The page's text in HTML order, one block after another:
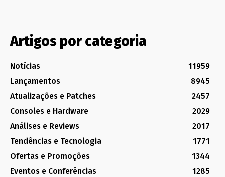
Artigos por categoria
Notícias
11959
Lançamentos
8945
Atualizações e Patches
2457
Consoles e Hardware
2029
Análises e Reviews
2017
Tendências e Tecnologia
1771
Ofertas e Promoções
1344
Eventos e Conferências
1285